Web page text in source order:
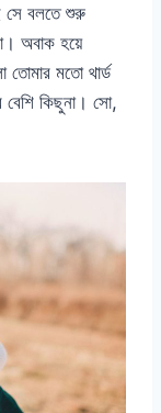
সে বলতে শুরু
অবাক হয়ে
তোমার মতো থার্ড
বেশি কিছুনা। সো,